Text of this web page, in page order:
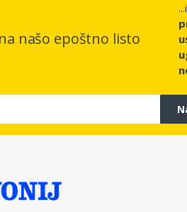
našo epoštno listo